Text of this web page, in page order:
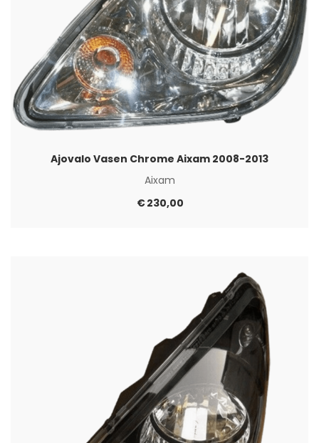
Ajovalo Vasen Chrome Aixam 2008-2013
Aixam
€230,00